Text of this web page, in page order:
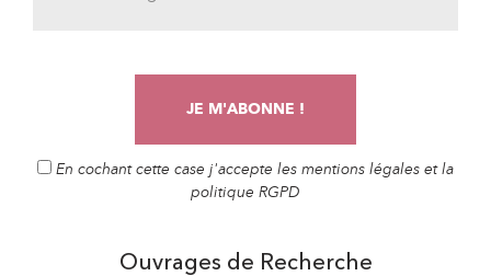
En cochant cette case j'accepte les mentions légales et la
politique RGPD
Ouvrages de Recherche